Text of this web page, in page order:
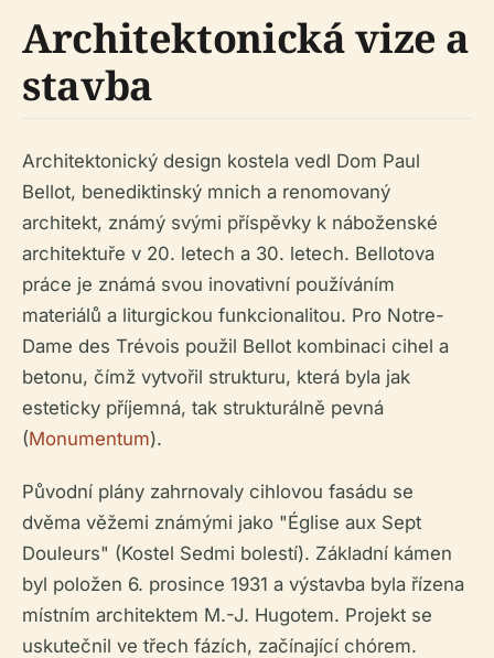
Architektonická vize a
stavba
Architektonický design kostela vedl Dom Paul
Bellot, benediktinský mnich a renomovaný
architekt, známý svými příspěvky k náboženské
architektuře v 20. letech a 30. letech. Bellotova
práce je známá svou inovativní používáním
materiálů a liturgickou funkcionalitou. Pro Notre-
Dame des Trévois použil Bellot kombinaci cihel a
betonu, čímž vytvořil strukturu, která byla jak
esteticky příjemná, tak strukturálně pevná
(Monumentum).
Původní plány zahrnovaly cihlovou fasádu se
dvěma věžemi známými jako "Église aux Sept
Douleurs" (Kostel Sedmi bolestí). Základní kámen
byl položen 6. prosince 1931 a výstavba byla řízena
místním architektem M.-J. Hugotem. Projekt se
uskutečnil ve třech fázích, začínající chórem.